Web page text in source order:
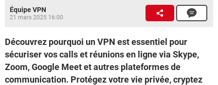
Équipe VPN
21 mars 2025 16:00
Découvrez pourquoi un VPN est essentiel pour
sécuriser vos calls et réunions en ligne via Skype,
Zoom, Google Meet et autres plateformes de
communication. Protégez votre vie privée, cryptez